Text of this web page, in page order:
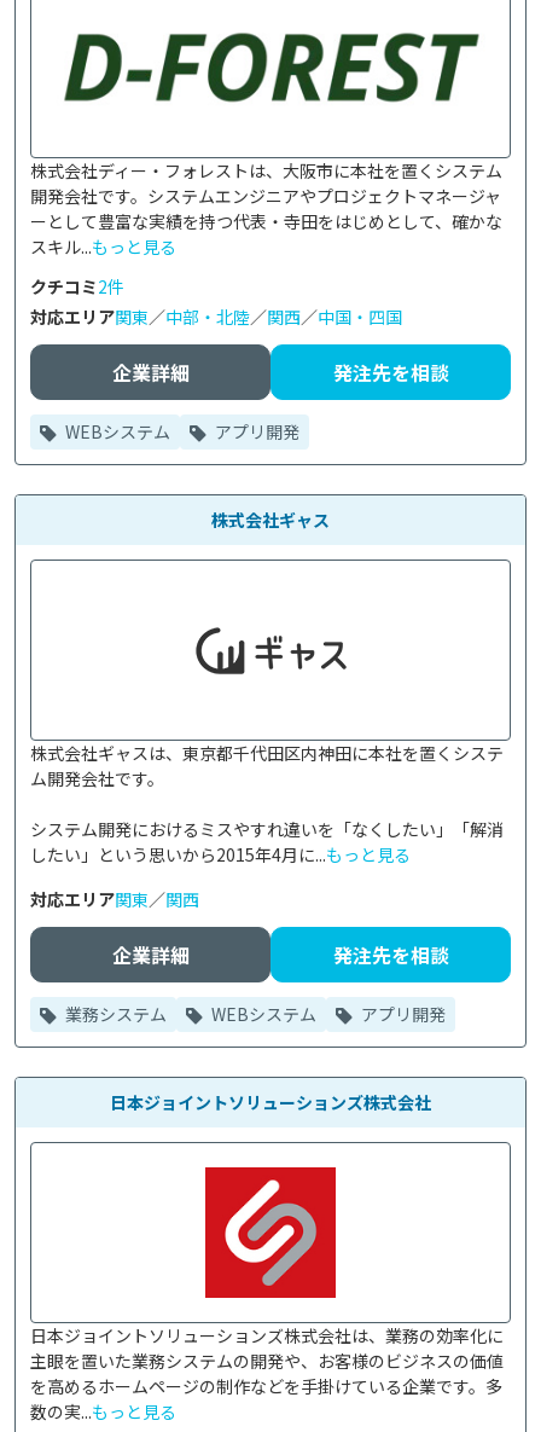
株式会社ディー・フォレストは、大阪市に本社を置くシステム
開発会社です。システムエンジニアやプロジェクトマネージャ
ーとして豊富な実績を持つ代表・寺田をはじめとして、確かな
スキル...もっと見る
クチコミ2件
対応エリア関東／中部・北陸／関西／中国・四国
企業詳細 発注先を相談
WEBシステム アプリ開発
株式会社ギャス
株式会社ギャスは、東京都千代田区内神田に本社を置くシステ
ム開発会社です。
システム開発におけるミスやすれ違いを「なくしたい」「解消
したい」という思いから2015年4月に...もっと見る
対応エリア関東／関西
企業詳細 発注先を相談
業務システム WEBシステム アプリ開発
日本ジョイントソリューションズ株式会社
日本ジョイントソリューションズ株式会社は、業務の効率化に
主眼を置いた業務システムの開発や、お客様のビジネスの価値
を高めるホームページの制作などを手掛けている企業です。多
数の実...もっと見る